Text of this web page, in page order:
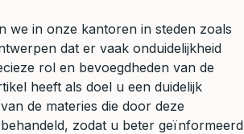
we in onze kantoren in steden zoals
dat er vaak onduidelijkheid
rol en bevoegdheden van de
heeft als doel u een duidelijk
de materies die door deze
zodat u beter geïnformeerd